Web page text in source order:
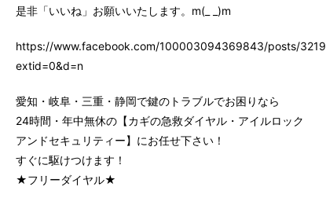
是非「いいね」お願いいたします。m(_ _)m
https://www.facebook.com/100003094369843/posts/
extid=0&d=n
愛知・岐阜・三重・静岡で鍵のトラブルでお困りなら
24時間・年中無休の【カギの急救ダイヤル・アイルロック
アンドセキュリティー】にお任せ下さい！
すぐに駆けつけます！
★フリーダイヤル★